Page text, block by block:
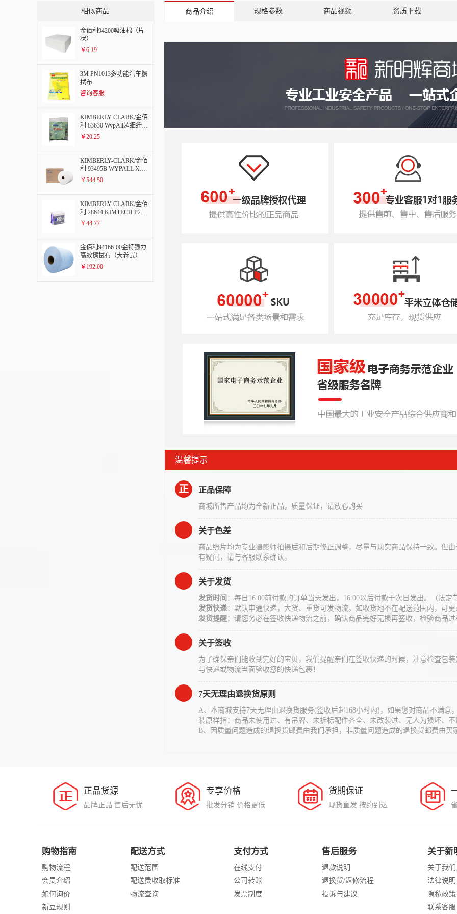
相似商品
金佰利94200吸油棉（片
状）
￥6.19
3M PN1013多功能汽车擦
拭布
咨询客服
KIMBERLY-CLARK/金佰
利 83630 WypAll超细纤维
布( 绿色 )
￥20.25
KIMBERLY-CLARK/金佰
利 93495B WYPALL X60
全能型擦拭布（大卷式）
￥544.50
KIMBERLY-CLARK/金佰
利 28644 KIMTECH P2航
空级通用关键任务擦拭布
￥44.77
金佰利94166-00金特强力
高效擦拭布（大卷式）
￥192.00
商品介绍 规格参数 商品视频 资质下载
温馨提示
正 正品保障
商城所售产品均为全新正品，质量保证，请放心购买
关于色差
商品照片均为专业摄影师拍摄后和后期修正调整，尽量与现实商品保持一致。但
有疑问，请与客服联系确认。
关于发货
发货时间 ：每日16:00前付款的订单当天发出，16:00以后付款于次日发出。（法
发货快递：默认申通快递，大货、重货可发物流。如收货地不在配送范围内，可
发货提醒：请您务必在签收快递物流之前，确认商品完好无损再签收，检验商品
关于签收
为了确保亲们能收到完好的宝贝，我们提醒亲们在签收快递的时候，注意检査包
与快递或物流当面验收您的快递包裹！
7天无理由退换货原则
A、本商城支持7天无理由退换货服务(签收后起168小时内)，如果您对商品不满
裝原样指：商品未使用过、有吊牌、未拆标配件齐全、未改装过、无人为损坏、
B、因质量问题造成的退换货邮费由我们承担，非质量问题造成的退换货邮费由买
正品货源
品牌正品 售后无忧
专享价格
批发分销 价格更低
货期保证
现货直发 按约到达
购物指南
购物流程
会员介绍
如何询价
新豆规则
配送方式
配送范围
配送费收取标准
物流查询
支付方式
在线支付
公司转账
发票制度
售后服务
退款说明
退换货/返修流程
投诉与建议
关于新
关于我们
法律说明
隐私政策
联系客服